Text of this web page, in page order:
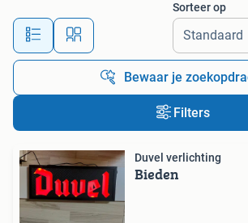
Alle afstanden…
Sorteer op
Bewaar je
Filters
Duvel verlichting
Bieden